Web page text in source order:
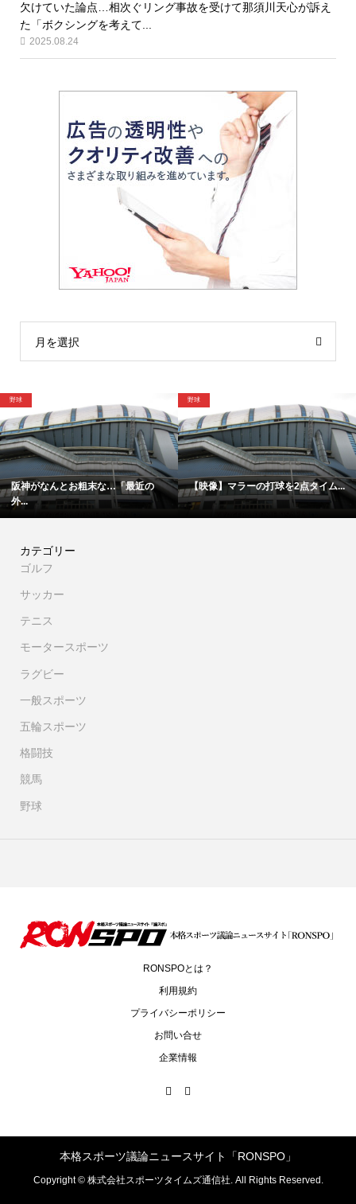
欠けていた論点…相次ぐリング事故を受けて那須川天心が訴え
た「ボクシングを考えて...
2025.08.24
月を選択
映像】マラーの打球を2点タイム... 「僕は厳しい親父の承認を必要と...
カテゴリー
ゴルフ
サッカー
テニス
モータースポーツ
ラグビー
一般スポーツ
五輪スポーツ
格闘技
競馬
野球
RONSPOとは？
利用規約
プライバシーポリシー
お問い合せ
企業情報
本格スポーツ議論ニュースサイト「RONSPO」
Copyright ©株式会社スポーツタイムズ通信社. All Rights Reserved.